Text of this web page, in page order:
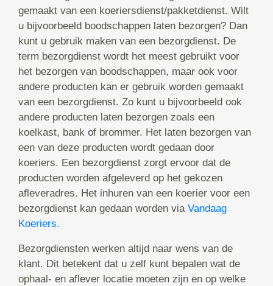
gemaakt van een koeriersdienst/pakketdienst. Wilt
u bijvoorbeeld boodschappen laten bezorgen? Dan
kunt u gebruik maken van een bezorgdienst. De
term bezorgdienst wordt het meest gebruikt voor
het bezorgen van boodschappen, maar ook voor
andere producten kan er gebruik worden gemaakt
van een bezorgdienst. Zo kunt u bijvoorbeeld ook
andere producten laten bezorgen zoals een
koelkast, bank of brommer. Het laten bezorgen van
een van deze producten wordt gedaan door
koeriers. Een bezorgdienst zorgt ervoor dat de
producten worden afgeleverd op het gekozen
afleveradres. Het inhuren van een koerier voor een
bezorgdienst kan gedaan worden via Vandaag
Koeriers.
Bezorgdiensten werken altijd naar wens van de
klant. Dit betekent dat u zelf kunt bepalen wat de
ophaal- en aflever locatie moeten zijn en op welke